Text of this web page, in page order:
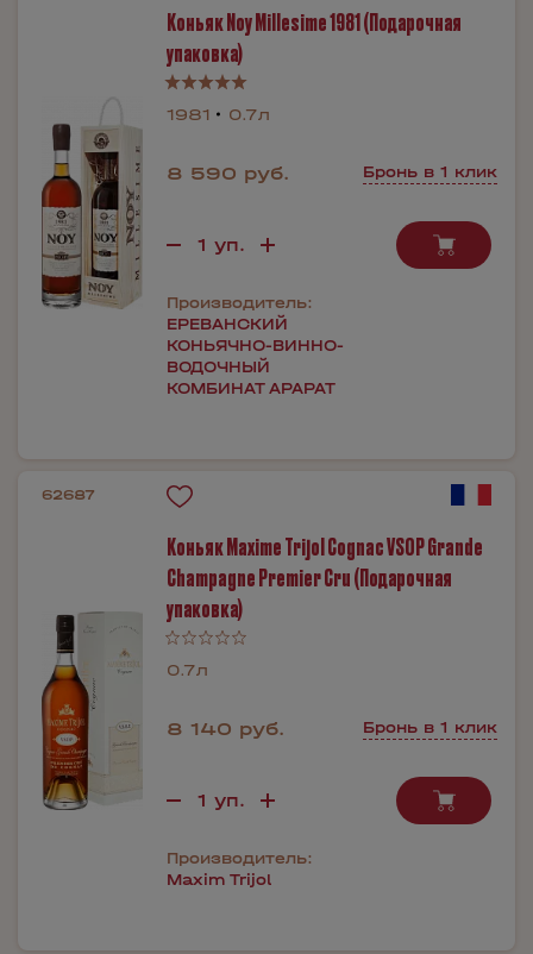
Коньяк Noy Millesime 1981 (Подарочная
упаковка)
1981 0.7л
8 590 руб. Бронь в 1 клик
Производитель:
ЕРЕВАНСКИЙ
КОНЬЯЧНО-ВИННО-
ВОДОЧНЫЙ
КОМБИНАТ АРАРАТ
62687
Коньяк Maxime Trijol Cognac VSOP Grande
Champagne Premier Cru (Подарочная
упаковка)
0.7л
8 140 руб. Бронь в 1 клик
Производитель:
Maxim Trijol